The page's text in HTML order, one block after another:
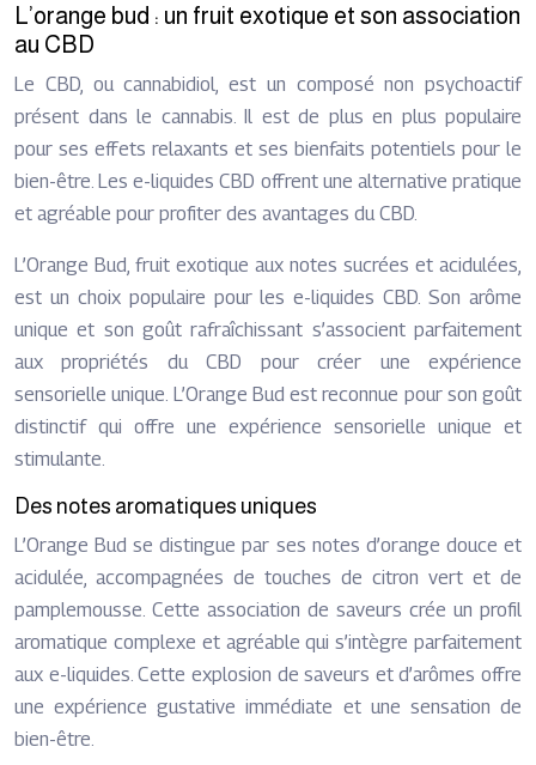
L’orange bud : un fruit exotique et son association
au CBD
Le CBD, ou cannabidiol, est un composé non psychoactif
présent dans le cannabis. Il est de plus en plus populaire
pour ses effets relaxants et ses bienfaits potentiels pour le
bien-être. Les e-liquides CBD offrent une alternative pratique
et agréable pour profiter des avantages du CBD.
L’Orange Bud, fruit exotique aux notes sucrées et acidulées,
est un choix populaire pour les e-liquides CBD. Son arôme
unique et son goût rafraîchissant s’associent parfaitement
aux propriétés du CBD pour créer une expérience
sensorielle unique. L’Orange Bud est reconnue pour son goût
distinctif qui offre une expérience sensorielle unique et
stimulante.
Des notes aromatiques uniques
L’Orange Bud se distingue par ses notes d’orange douce et
acidulée, accompagnées de touches de citron vert et de
pamplemousse. Cette association de saveurs crée un profil
aromatique complexe et agréable qui s’intègre parfaitement
aux e-liquides. Cette explosion de saveurs et d’arômes offre
une expérience gustative immédiate et une sensation de
bien-être.